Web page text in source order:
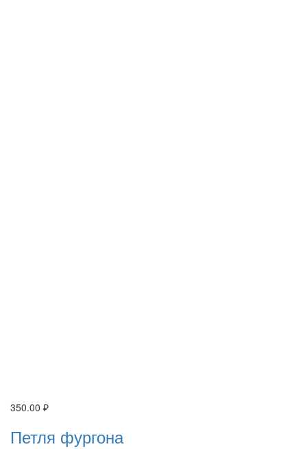
350.00 ₽
Петля фургона